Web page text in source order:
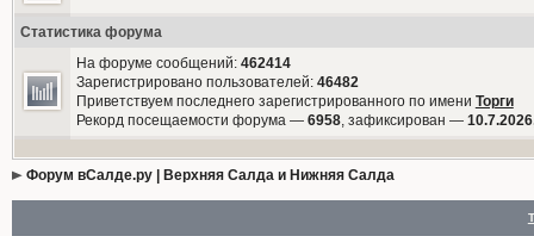
Статистика форума
На форуме сообщений: 462414
Зарегистрировано пользователей: 46482
Приветствуем последнего зарегистрированного по имени Торги
Рекорд посещаемости форума — 6958, зафиксирован —
Форум вСалде.ру | Верхняя Салда и Нижняя Салда